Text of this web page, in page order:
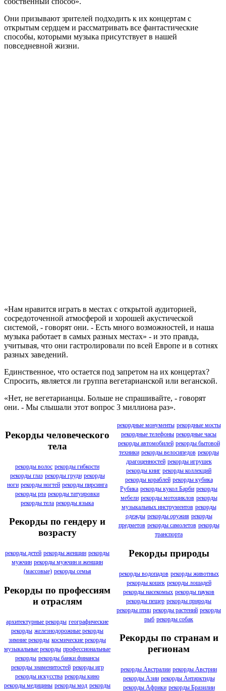
Они призывают зрителей подходить к их концертам с
открытым сердцем и рассматривать все фантастические
способы, которыми музыка присутствует в нашей
повседневной жизни.
«Нам нравится играть в местах с открытой аудиторией,
сосредоточенной атмосферой и хорошей акустической
системой, - говорят они. - Есть много возможностей, и наша
музыка работает в самых разных местах» - и это правда,
учитывая, что они гастролировали по всей Европе и в сотнях
разных заведений.
Единственное, что остается под запретом на их концертах?
Спросить, является ли группа вегетарианской или веганской.
«Нет, не вегетарианцы. Больше не спрашивайте, - говорят
они. - Мы слышали этот вопрос 3 миллиона раз».
Рекорды человеческого
тела
рекорды волос рекорды гибкости
рекорды глаз рекорды груди рекорды
ноги рекорды ногтей рекорды пирсинга
рекорды рта рекорды татуировки
рекорды тела рекорды языка
Рекорды по гендеру и
возрасту
рекорды детей рекорды женщин рекорды
мужчин рекорды мужчин и женщин
(массовые) рекорды семья
Рекорды по профессиям
и отраслям
архитектурные рекорды географические
рекорды железнодорожные рекорды
зимние рекорды космические рекорды
музыкальные рекорды профессиональные
рекорды рекорды банки финансы
рекорды знаменитостей рекорды игр
рекорды искусства рекорды кино
рекорды медицины рекорды мод рекорды
рекордные монументы рекордные мосты
рекордные телефоны рекордные часы
рекорды автомобилей рекорды бытовой
техники рекорды велосипедов рекорды
драгоценностей рекорды игрушек
рекорды книг рекорды коллекций
рекорды кораблей рекорды кубика
Рубика рекорды кукол Барби рекорды
мебели рекорды мотоциклов рекорды
музыкальных инструментов рекорды
одежды рекорды оружия рекорды
предметов рекорды самолетов рекорды
транспорта
Рекорды природы
рекорды водопадов рекорды животных
рекорды кошек рекорды лошадей
рекорды насекомых рекорды пауков
рекорды пещер рекорды природы
рекорды птиц рекорды растений рекорды
рыб рекорды собак
Рекорды по странам и
регионам
рекорды Австралии рекорды Австрии
рекорды Азии рекорды Антарктиды
рекорды Африки рекорды Бразилии